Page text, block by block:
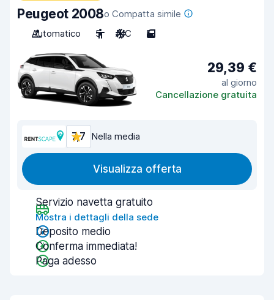
Peugeot 2008o Compatta simile
Automatico
5 A/C 5
29,39 €
al giorno
Cancellazione gratuita
7,7 Nella media
Visualizza offerta
Servizio navetta gratuito
Mostra i dettagli della sede
Deposito medio
Conferma immediata!
Paga adesso